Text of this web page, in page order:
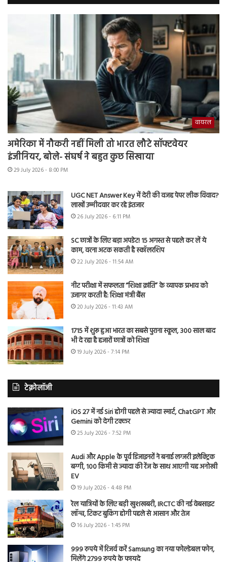
वायरल
अमेरिका में नौकरी नहीं मिली तो भारत लौटे सॉफ्टवेयर
इंजीनियर, बोले- संघर्ष ने बहुत कुछ सिखाया
29 July 2026 - 8:00 PM
UGC NET Answer Key में देरी की वजह पेपर लीक विवाद?
लाखों उम्मीदवार कर रहे इंतजार
26 July 2026 - 6:11 PM
SC छात्रों के लिए बड़ा अपडेट! 15 अगस्त से पहले कर लें ये
काम, वरना अटक सकती है स्कॉलरशिप
22 July 2026 - 11:54 AM
नीट परीक्षा में सफलता “शिक्षा क्रांति” के व्यापक प्रभाव को
उजागर करती है: शिक्षा मंत्री बैंस
20 July 2026 - 11:43 AM
1715 में शुरू हुआ भारत का सबसे पुराना स्कूल, 300 साल बाद
भी दे रहा है हजारों छात्रों को शिक्षा
19 July 2026 - 7:14 PM
टेक्नोलॉजी
iOS 27 में नई Siri होगी पहले से ज्यादा स्मार्ट, ChatGPT और
Gemini को देगी टक्कर
25 July 2026 - 7:52 PM
Audi और Apple के पूर्व डिजाइनरों ने बनाई लग्जरी इलेक्ट्रिक
बग्गी, 100 किमी से ज्यादा की रेंज के साथ आएगी यह अनोखी
EV
19 July 2026 - 4:48 PM
रेल यात्रियों के लिए बड़ी खुशखबरी, IRCTC की नई वेबसाइट
लॉन्च, टिकट बुकिंग होगी पहले से आसान और तेज
16 July 2026 - 1:45 PM
999 रुपये में रिजर्व करें Samsung का नया फोल्डेबल फोन,
मिलेंगे 2799 रुपये के फायदे